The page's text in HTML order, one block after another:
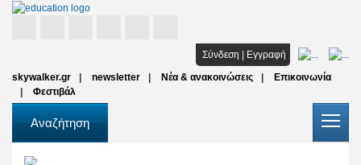
Σύνδεση | Εγγραφή
skywalker.gr
newsletter Νέα & ανακοινώσεις
Επικοινωνία
Φεστιβάλ
Αναζήτηση
Σπουδές
Υποτροφίες